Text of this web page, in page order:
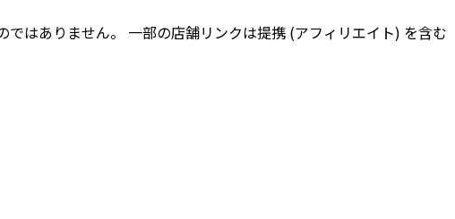
はありません。 一部の店舗リンクは提携 (アフィリエイト) を含む